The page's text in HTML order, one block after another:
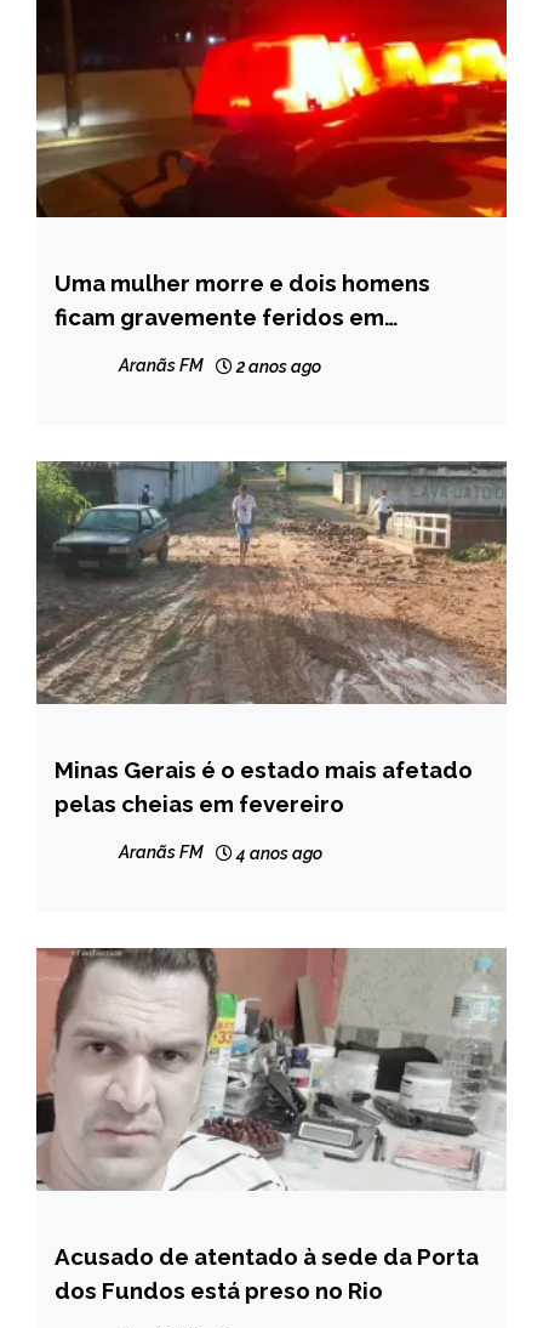
MINAS
GERAIS
NOTÍCIAS
Uma mulher morre e dois homens
ficam gravemente feridos em
Aranãs FM 2 anos ago
MINAS
GERAIS
NOTÍCIAS
Minas Gerais é o estado mais afetado
pelas cheias em fevereiro
Aranãs FM 4 anos ago
BRASIL
INTERNACIONAL
Acusado de atentado à sede da Porta
dos Fundos está preso no Rio